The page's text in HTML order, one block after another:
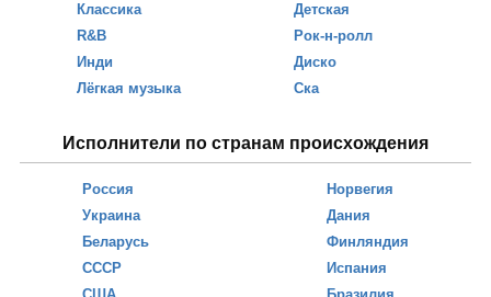
Классика
R&B
Инди
Лёгкая музыка
Детская
Рок-н-ролл
Диско
Ска
Исполнители по странам происхождения
Россия
Украина
Беларусь
СССР
Норвегия
Дания
Финляндия
Испания